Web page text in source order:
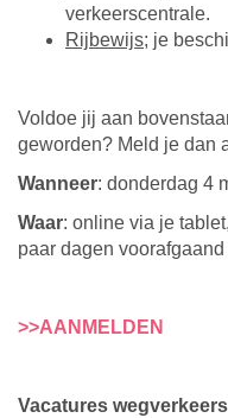
verkeerscentrale.
Rijbewijs; je
Voldoe jij aan
geworden? Meld je dan
Wanneer: donderdag 4
Waar: online via je
paar dagen
>>AANMELDEN
Vacatures